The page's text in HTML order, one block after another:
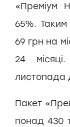
«Преміум
65%. Таким
69 грн на
24
листопада
Пакет
понад 430